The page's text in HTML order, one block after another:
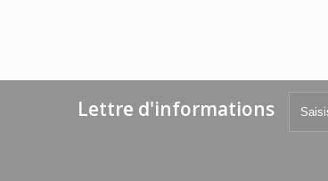
Lettre d'informations